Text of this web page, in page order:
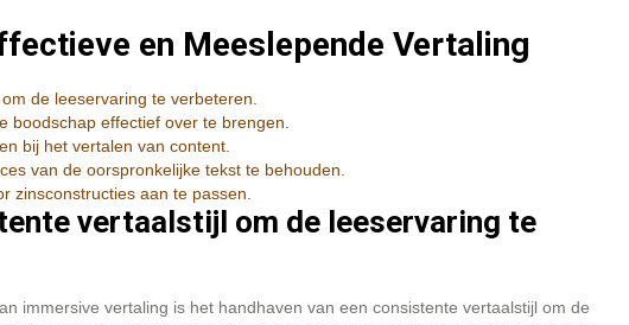
en Meeslepende Vertaling
de leeservaring te verbeteren.
boodschap effectief over te brengen.
bij het vertalen van content.
van de oorspronkelijke tekst te behouden.
zinsconstructies aan te passen.
vertaalstijl om de leeservaring te
immersive vertaling is het handhaven van een consistente vertaalstijl om de